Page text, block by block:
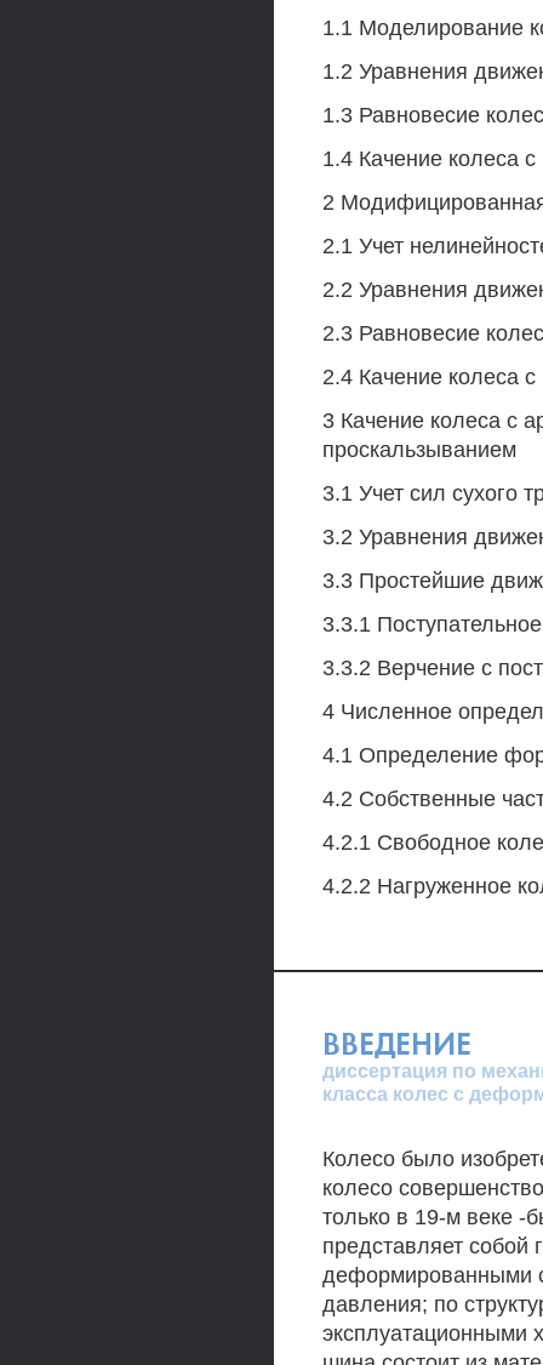
1.1 Моделирование
1.2 Уравнения
1.3 Равновесие
1.4 Качение колеса
2
2.1 Учет
2.2 Уравнения
2.3 Равновесие
2.4 Качение колеса
3 Качение колеса с
проскальзыванием
3.1 Учет сил сухого
3.2 Уравнения
3.3 Простейшие
3.3.1
3.3.2 Верчение с
4 Численное
4.1 Определение
4.2 Собственные
4.2.1 Свободное
4.2.2 Нагруженное
ВВЕДЕНИЕ
диссертация по
класса колес с
Колесо было
колесо
только в 19-м веке -
представляет собой
деформированными
давления; по
эксплуатационными